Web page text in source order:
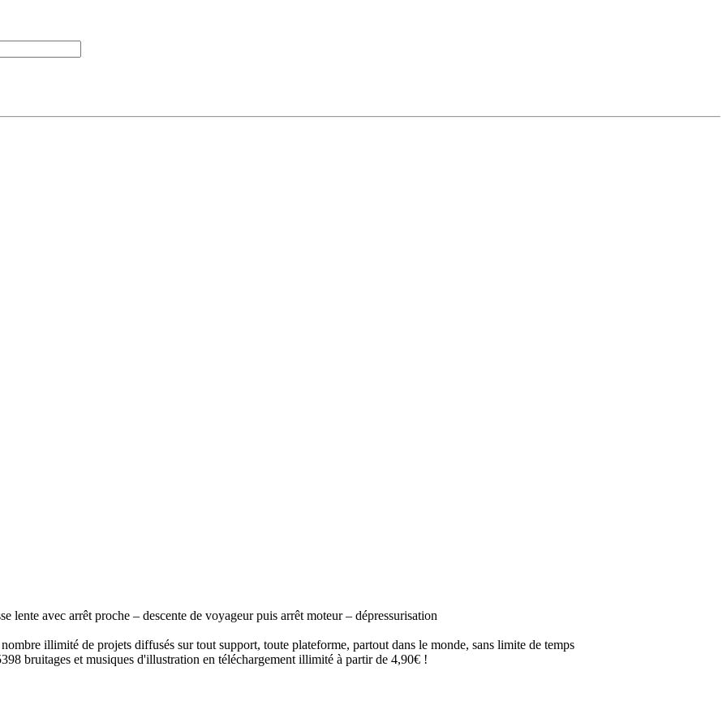
lente avec arrêt proche – descente de voyageur puis arrêt moteur – dépressurisation
illimité de projets diffusés sur tout support, toute plateforme, partout dans le monde, sans limite de temps
bruitages et musiques d'illustration en téléchargement illimité à partir de 4,90€ !